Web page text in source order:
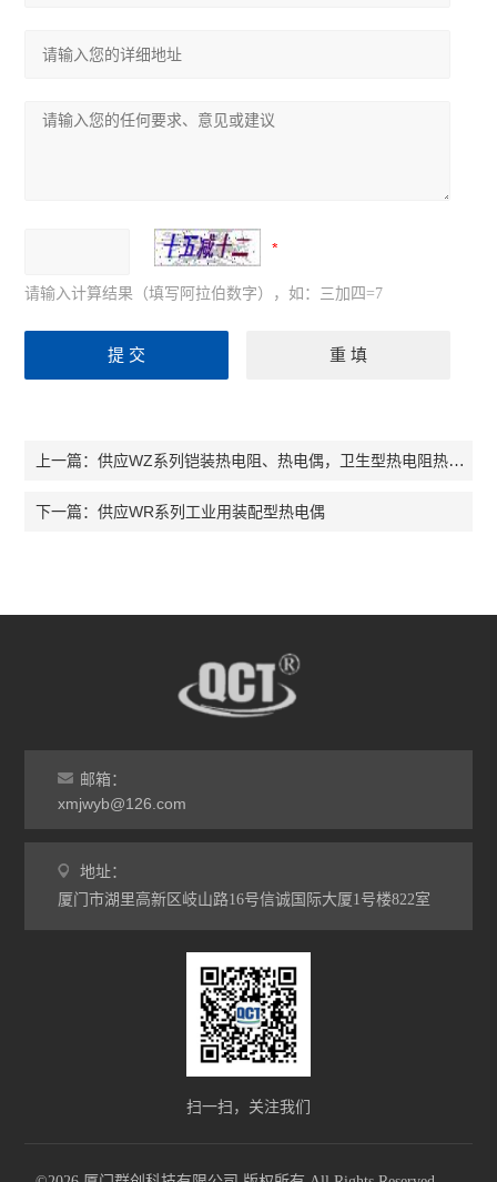
请输入计算结果（填写阿拉伯数字），如：三加四=7
上一篇：供应WZ系列铠装热电阻、热电偶，卫生型热电阻热电偶
下一篇：供应WR系列工业用装配型热电偶
邮箱：
xmjwyb@126.com
地址：
厦门市湖里高新区岐山路16号信诚国际大厦1号楼822室
扫一扫，关注我们